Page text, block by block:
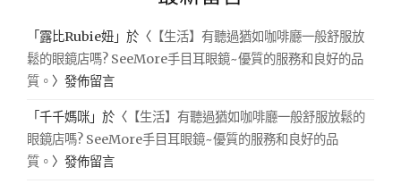
「 露比Rubie妞 」於〈 【生活】有聽過猶如咖啡廳一般舒服放
鬆的眼鏡店嗎? SeeMore手目耳眼鏡~優質的服務和良好的品
質。 〉發佈留言
「千千媽咪 」於〈 【生活】有聽過猶如咖啡廳一般舒服放鬆的
眼鏡店嗎? SeeMore手目耳眼鏡~優質的服務和良好的品
質。 〉發佈留言